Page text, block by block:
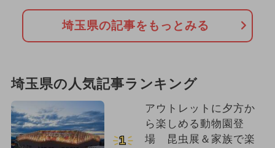
埼玉県の記事をもっとみる
埼玉県の人気記事ランキング
1
アウトレットに夕方か
ら楽しめる動物園登
場 昆虫展＆家族で楽